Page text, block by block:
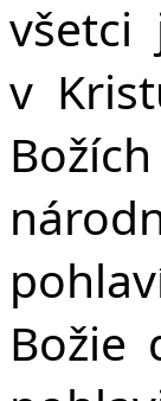
všetci
v
Božie